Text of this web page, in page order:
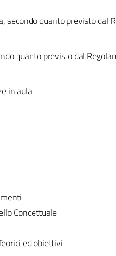
secondo quanto previsto dal
quanto previsto dal
in aula
Concettuale
ed obiettivi